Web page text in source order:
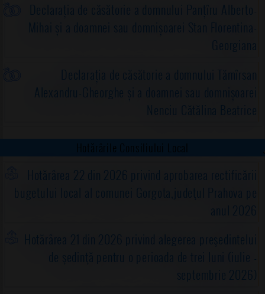
Declarația de căsătorie a domnului Panțîru Alberto-
Mihai și a doamnei sau domnișoarei Stan Florentina-
Georgiana
Declarația de căsătorie a domnului Tămîrsan
Alexandru-Gheorghe și a doamnei sau domnișoarei
Nenciu Cătălina Beatrice
Hotărârile Consiliului Local
Hotărârea 22 din 2026 privind aprobarea rectificării
bugetului local al comunei Gorgota,judeţul Prahova pe
anul 2026
Hotărârea 21 din 2026 privind alegerea preşedintelui
de şedinţă pentru o perioada de trei luni (iulie -
septembrie 2026)